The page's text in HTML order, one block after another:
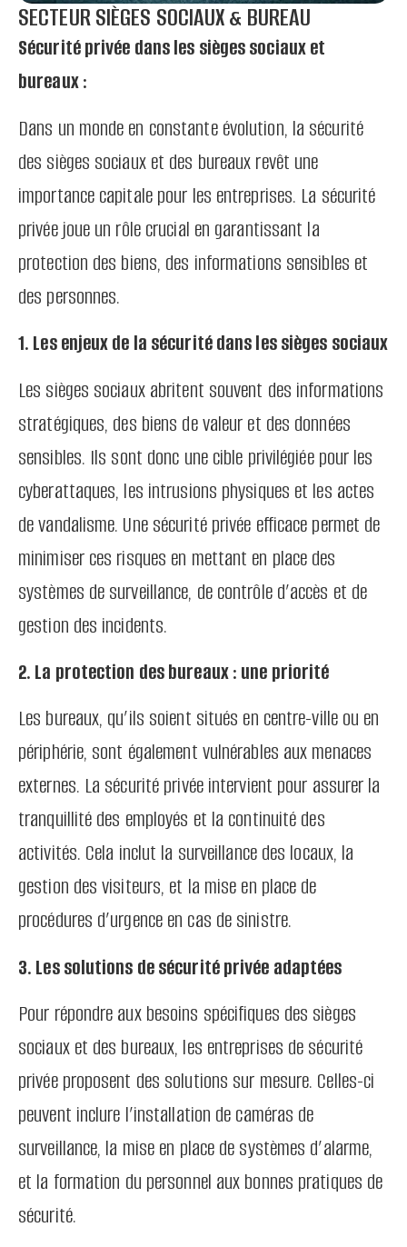
SECTEUR SIÈGES SOCIAUX & BUREAU
Sécurité privée dans les sièges sociaux et
bureaux :
Dans un monde en constante évolution, la sécurité
des sièges sociaux et des bureaux revêt une
importance capitale pour les entreprises. La sécurité
privée joue un rôle crucial en garantissant la
protection des biens, des informations sensibles et
des personnes.
1. Les enjeux de la sécurité dans les sièges sociaux
Les sièges sociaux abritent souvent des informations
stratégiques, des biens de valeur et des données
sensibles. Ils sont donc une cible privilégiée pour les
cyberattaques, les intrusions physiques et les actes
de vandalisme. Une sécurité privée efficace permet de
minimiser ces risques en mettant en place des
systèmes de surveillance, de contrôle d’accès et de
gestion des incidents.
2. La protection des bureaux : une priorité
Les bureaux, qu’ils soient situés en centre-ville ou en
périphérie, sont également vulnérables aux menaces
externes. La sécurité privée intervient pour assurer la
tranquillité des employés et la continuité des
activités. Cela inclut la surveillance des locaux, la
gestion des visiteurs, et la mise en place de
procédures d’urgence en cas de sinistre.
3. Les solutions de sécurité privée adaptées
Pour répondre aux besoins spécifiques des sièges
sociaux et des bureaux, les entreprises de sécurité
privée proposent des solutions sur mesure. Celles-ci
peuvent inclure l’installation de caméras de
surveillance, la mise en place de systèmes d’alarme,
et la formation du personnel aux bonnes pratiques de
sécurité.